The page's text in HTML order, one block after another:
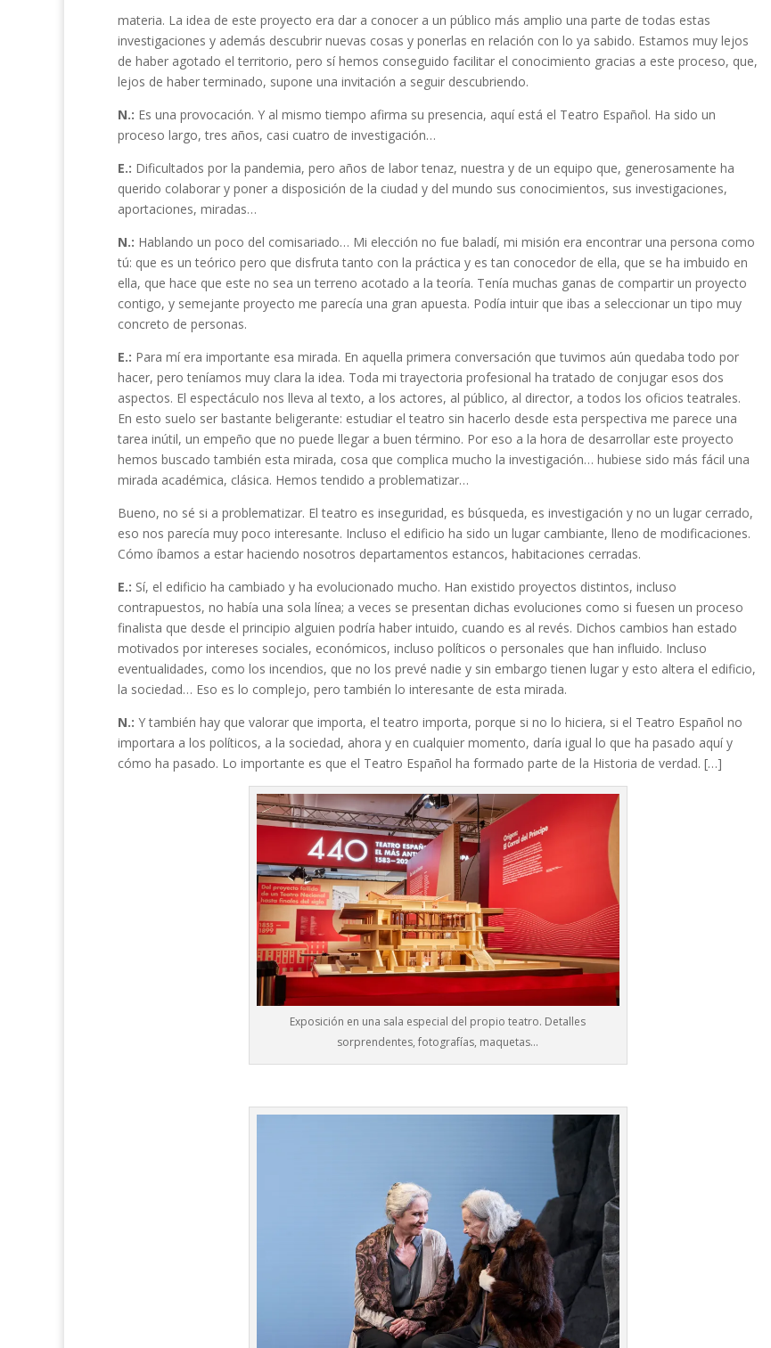
materia. La idea de este proyecto era dar a conocer a un público más amplio una parte de todas estas
investigaciones y además descubrir nuevas cosas y ponerlas en relación con lo ya sabido. Estamos muy lejos
de haber agotado el territorio, pero sí hemos conseguido facilitar el conocimiento gracias a este proceso, que,
lejos de haber terminado, supone una invitación a seguir descubriendo.
N.: Es una provocación. Y al mismo tiempo afirma su presencia, aquí está el Teatro Español. Ha sido un
proceso largo, tres años, casi cuatro de investigación…
E.: Dificultados por la pandemia, pero años de labor tenaz, nuestra y de un equipo que, generosamente ha
querido colaborar y poner a disposición de la ciudad y del mundo sus conocimientos, sus investigaciones,
aportaciones, miradas…
N.: Hablando un poco del comisariado… Mi elección no fue baladí, mi misión era encontrar una persona como
tú: que es un teórico pero que disfruta tanto con la práctica y es tan conocedor de ella, que se ha imbuido en
ella, que hace que este no sea un terreno acotado a la teoría. Tenía muchas ganas de compartir un proyecto
contigo, y semejante proyecto me parecía una gran apuesta. Podía intuir que ibas a seleccionar un tipo muy
concreto de personas.
E.: Para mí era importante esa mirada. En aquella primera conversación que tuvimos aún quedaba todo por
hacer, pero teníamos muy clara la idea. Toda mi trayectoria profesional ha tratado de conjugar esos dos
aspectos. El espectáculo nos lleva al texto, a los actores, al público, al director, a todos los oficios teatrales.
En esto suelo ser bastante beligerante: estudiar el teatro sin hacerlo desde esta perspectiva me parece una
tarea inútil, un empeño que no puede llegar a buen término. Por eso a la hora de desarrollar este proyecto
hemos buscado también esta mirada, cosa que complica mucho la investigación… hubiese sido más fácil una
mirada académica, clásica. Hemos tendido a problematizar…
Bueno, no sé si a problematizar. El teatro es inseguridad, es búsqueda, es investigación y no un lugar cerrado,
eso nos parecía muy poco interesante. Incluso el edificio ha sido un lugar cambiante, lleno de modificaciones.
Cómo íbamos a estar haciendo nosotros departamentos estancos, habitaciones cerradas.
E.: Sí, el edificio ha cambiado y ha evolucionado mucho. Han existido proyectos distintos, incluso
contrapuestos, no había una sola línea; a veces se presentan dichas evoluciones como si fuesen un proceso
finalista que desde el principio alguien podría haber intuido, cuando es al revés. Dichos cambios han estado
motivados por intereses sociales, económicos, incluso políticos o personales que han influido. Incluso
eventualidades, como los incendios, que no los prevé nadie y sin embargo tienen lugar y esto altera el edificio,
la sociedad… Eso es lo complejo, pero también lo interesante de esta mirada.
N.: Y también hay que valorar que importa, el teatro importa, porque si no lo hiciera, si el Teatro Español no
importara a los políticos, a la sociedad, ahora y en cualquier momento, daría igual lo que ha pasado aquí y
cómo ha pasado. Lo importante es que el Teatro Español ha formado parte de la Historia de verdad. […]
Exposición en una sala especial del propio teatro. Detalles
sorprendentes, fotografías, maquetas…